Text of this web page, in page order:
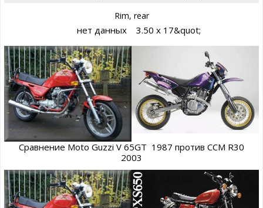
Rim, rear
нет данных 3.50 x 17&quot;
Сравнение Moto Guzzi V 65GT 1987 против CCM R30
2003